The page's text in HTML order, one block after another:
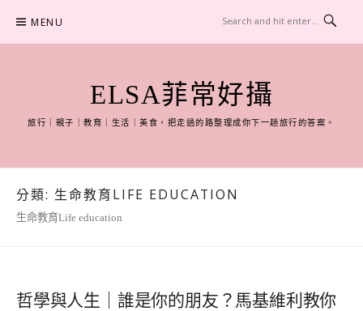
content
MENU
ELSA菲常好攝
旅行｜親子｜教育｜生活｜美食，把走過的路整理成你下一趟旅行的答案。
分類: 生命教育LIFE EDUCATION
生命教育Life education
哲學與人生｜誰是你的朋友？馬基維利教你